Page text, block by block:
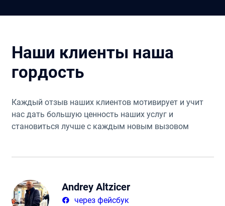
Наши клиенты наша
гордость
Каждый отзыв наших клиентов мотивирует и учит
нас дать большую ценность наших услуг и
становиться лучше с каждым новым вызовом
Andrey Altzicer
через фейсбук